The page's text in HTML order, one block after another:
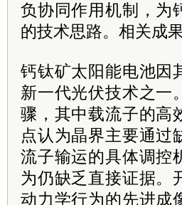
负协同作用机制，为
的技术思路。相关成
钙钛矿太阳能电池因
新一代光伏技术之一
骤，其中载流子的高
点认为晶界主要通过
流子输运的具体调控
为仍缺乏直接证据。
动力学行为的先进成